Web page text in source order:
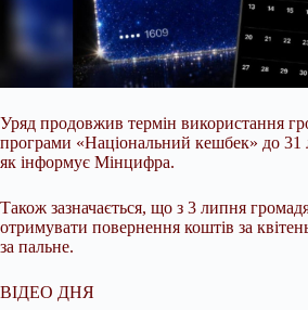
Уряд продовжив термін використання
програми «Національний кешбек» до 31
як інформує Мінцифра.
Також зазначається, що з 3 липня
отримувати повернення коштів за
за пальне.
ВІДЕО ДНЯ